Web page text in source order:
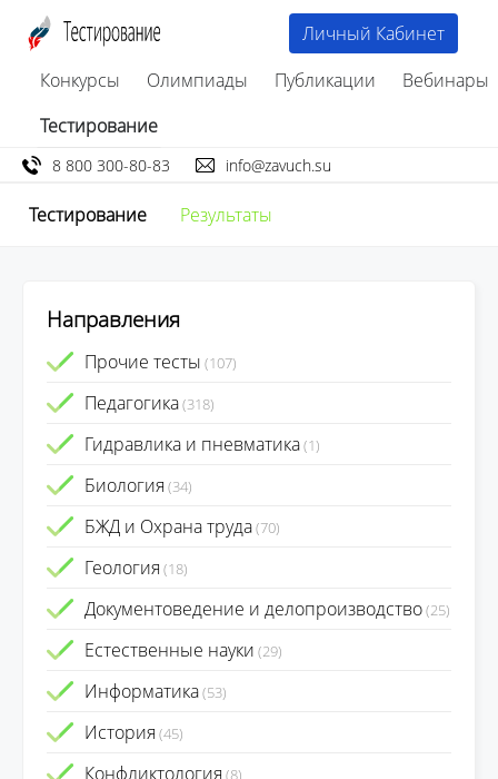
Конкурсы Олимпиады Публикации
Вебинары
Тестирование
Личный Кабинет
8 800 300-80-83 info@zavuch.su
Тестирование Результаты
Направления
Прочие тесты (107)
Педагогика(318)
Гидравлика и пневматика(1)
Биология (34)
БЖД и Охрана труда(70)
Геология (18)
Документоведение и делопроизводство(25)
Естественные науки (29)
Информатика(53)
История (45)
Конфликтология (8)